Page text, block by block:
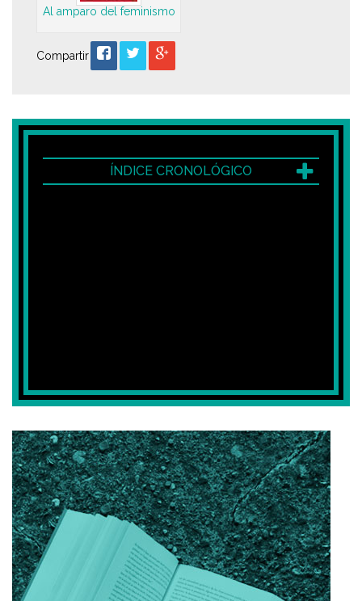
Al amparo del feminismo
Compartir
ÍNDICE CRONOLÓGICO